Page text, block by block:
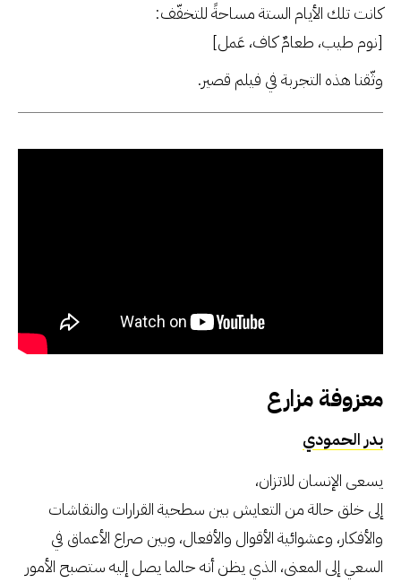
كانت تلك الأيام الستة مساحةً للتخفّف:
[نوم طيب، طعامٌ كاف، عَمل]
وثّقنا هذه التجربة في فيلم قصير.
معزوفة مزارع
بدر الحمودي
يسعى الإنسان للاتزان،
إلى خلق حالة من التعايش بين سطحية القرارات والنقاشات
والأفكار، وعشوائية الأقوال والأفعال، وبين صراع الأعماق في
السعي إلى المعنى، الذي يظن أنه حالما يصل إليه ستصبح الأمور